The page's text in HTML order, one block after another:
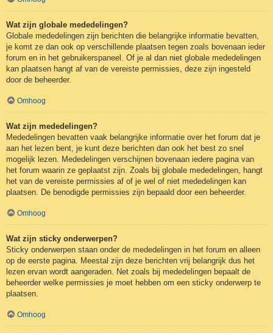
Wat zijn globale mededelingen?
Globale mededelingen zijn berichten die belangrijke informatie bevatten,
je komt ze dan ook op verschillende plaatsen tegen zoals bovenaan ieder
forum en in het gebruikerspaneel. Of je al dan niet globale mededelingen
kan plaatsen hangt af van de vereiste permissies, deze zijn ingesteld
door de beheerder.
Omhoog
Wat zijn mededelingen?
Mededelingen bevatten vaak belangrijke informatie over het forum dat je
aan het lezen bent, je kunt deze berichten dan ook het best zo snel
mogelijk lezen. Mededelingen verschijnen bovenaan iedere pagina van
het forum waarin ze geplaatst zijn. Zoals bij globale mededelingen, hangt
het van de vereiste permissies af of je wel of niet mededelingen kan
plaatsen. De benodigde permissies zijn bepaald door een beheerder.
Omhoog
Wat zijn sticky onderwerpen?
Sticky onderwerpen staan onder de mededelingen in het forum en alleen
op de eerste pagina. Meestal zijn deze berichten vrij belangrijk dus het
lezen ervan wordt aangeraden. Net zoals bij mededelingen bepaalt de
beheerder welke permissies je moet hebben om een sticky onderwerp te
plaatsen.
Omhoog